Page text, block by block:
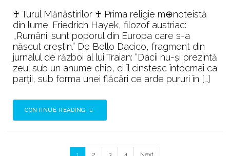
♰ Turul Mănăstirilor ♰ Prima religie m⊕noteistă
din lume. Friedrich Hayek, filozof austriac:
„Rumânii sunt poporul din Europa care s-a
născut creştin.” De Bello Dacico, fragment din
jurnalul de război al lui Traian: “Dacii nu-și prezintă
zeul sub un anume chip, ci îl cinstesc întocmai ca
parții, sub forma unei flăcări ce arde pururi în […]
CONTINUE READING